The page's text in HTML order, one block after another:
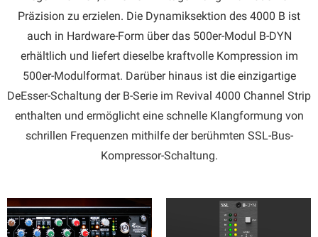
Präzision zu erzielen. Die Dynamiksektion des 4000 B ist
auch in Hardware-Form über das 500er-Modul B-DYN
erhältlich und liefert dieselbe kraftvolle Kompression im
500er-Modulformat. Darüber hinaus ist die einzigartige
DeEsser-Schaltung der B-Serie im Revival 4000 Channel Strip
enthalten und ermöglicht eine schnelle Klangformung von
schrillen Frequenzen mithilfe der berühmten SSL-Bus-
Kompressor-Schaltung.